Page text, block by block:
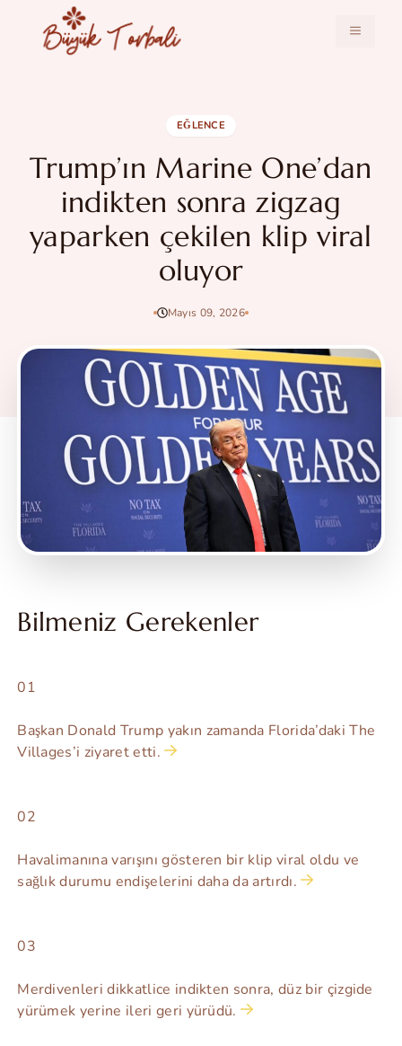
MENÜ
EĞLENCE
Trump’ın Marine One’dan
indikten sonra zigzag
yaparken çekilen klip viral
oluyor
Mayıs 09, 2026
Bilmeniz Gerekenler
01
Başkan Donald Trump yakın zamanda Florida’daki The
Villages’i ziyaret etti.
02
Havalimanına varışını gösteren bir klip viral oldu ve
sağlık durumu endişelerini daha da artırdı.
03
Merdivenleri dikkatlice indikten sonra, düz bir çizgide
yürümek yerine ileri geri yürüdü.